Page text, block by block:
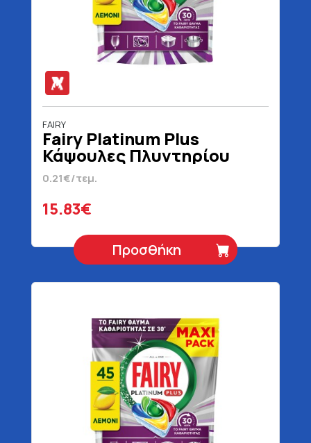
FAIRY
Fairy Platinum Plus
Κάψουλες Πλυντηρίου
Πιάτων Λεμόνι 74 Τεμάχια
0.21€/τεμ.
15.83€
Προσθήκη